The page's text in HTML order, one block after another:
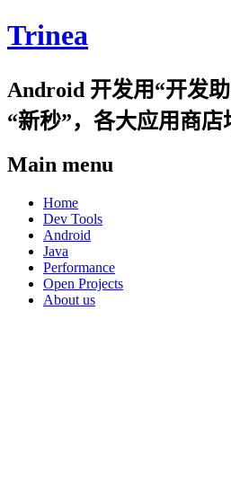
Trinea
Android 开发用“开发
“新秒”，各大应用商店
Main menu
Skip
content
Home
Dev Tools
Android
Java
Performance
Open Projects
About us